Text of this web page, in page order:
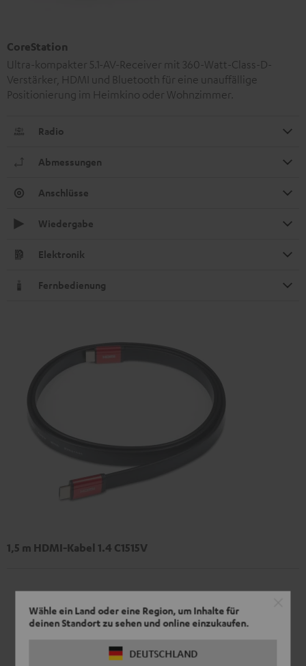
Wähle ein Land oder eine Region, um Inhalte für
deinen Standort zu sehen und online einzukaufen.
DEUTSCHLAND
CoreStation
Ultra-kompakter 5.1-AV-Receiver mit 360-Watt-Class-D-
Verstärker, HDMI und Bluetooth für eine unauffällige
Positionierung im Heimkino oder Wohnzimmer.
Radio
Abmessungen
Anschlüsse
Wiedergabe
Elektronik
Fernbedienung
1,5 m HDMI-Kabel 1.4 C1515V